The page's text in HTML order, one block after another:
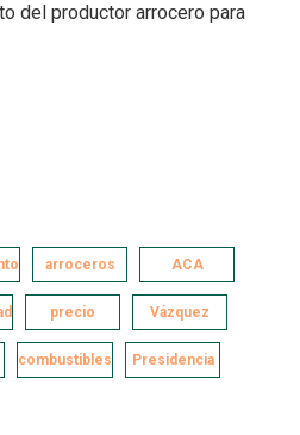
del productor arrocero para
arroceros ACA
precio Vázquez
combustibles Presidencia